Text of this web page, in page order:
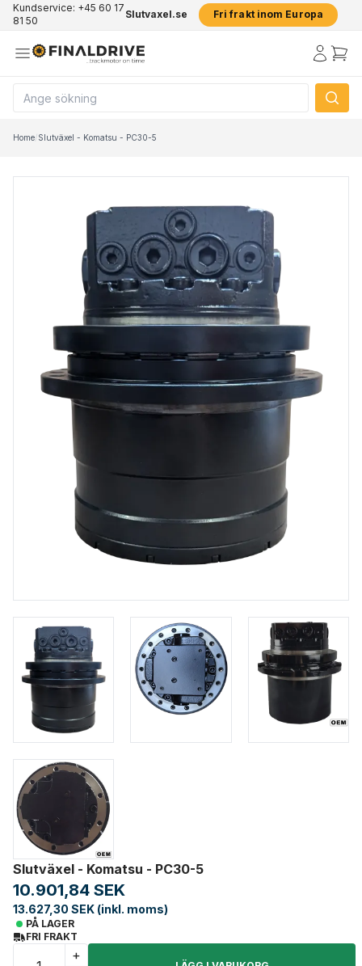
Kundservice: +45 60 17
81 50
Slutvaxel.se Fri frakt inom Europa
Home/Slutväxel - Komatsu - PC30-5
Slutväxel - Komatsu - PC30-5
10.901,84 SEK
13.627,30 SEK (inkl. moms)
PÅ LAGER
FRI FRAKT
+